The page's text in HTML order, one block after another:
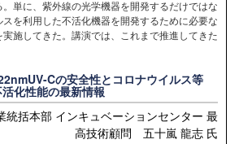
単に、紫外線の光学機器を開発するだけではな
スを利用した不活化機器を開発するために必要な
施してきた。講演では、これまで推進してきた
Cの安全性とコロナウイルス等
化性能の最新情報
統括本部 インキュベーションセンター 最
高技術顧問 五十嵐 龍志 氏